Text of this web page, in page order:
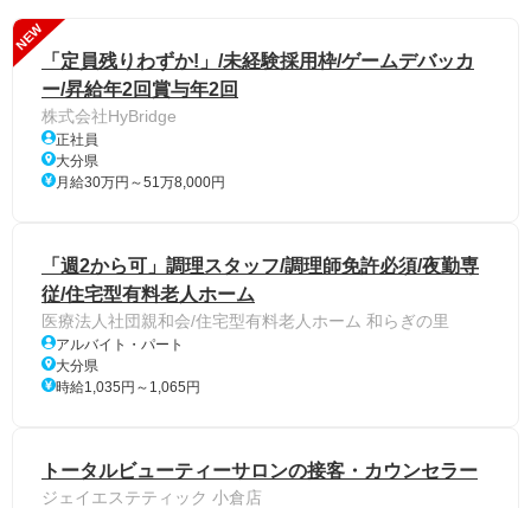
NEW
「定員残りわずか!」/未経験採用枠/ゲームデバッカ
ー/昇給年2回賞与年2回
株式会社HyBridge
正社員
大分県
月給30万円～51万8,000円
「週2から可」調理スタッフ/調理師免許必須/夜勤専
従/住宅型有料老人ホーム
医療法人社団親和会/住宅型有料老人ホーム 和らぎの里
アルバイト・パート
大分県
時給1,035円～1,065円
トータルビューティーサロンの接客・カウンセラー
ジェイエステティック 小倉店